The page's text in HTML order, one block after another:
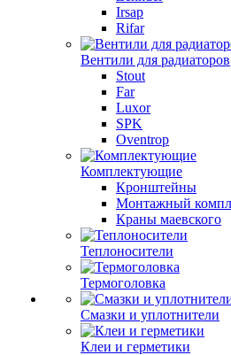
Irsap
Rifar
Вентили для радиаторов
Stout
Far
Luxor
SPK
Oventrop
Комплектующие
Кронштейны
Монтажный
Краны маевского
Теплоносители
Термоголовка
Смазки и уплотнители
Клеи и герметики